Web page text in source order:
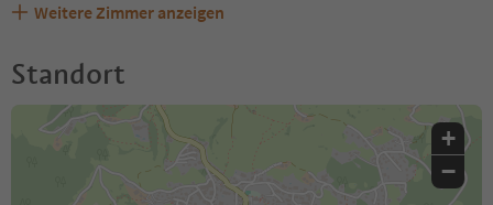
Weitere Zimmer anzeigen
Standort
+
−